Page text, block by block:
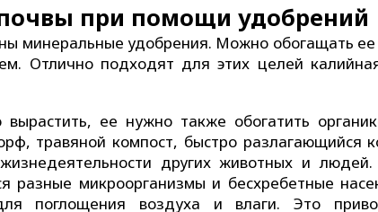
при помощи удобрений
минеральные удобрения. Можно обогащать ее
Отлично подходят для этих целей
ее нужно также обогатить
травяной компост, быстро разлагающийся
других животных и людей.
разные микроорганизмы и бесхребетные
поглощения воздуха и влаги. Это